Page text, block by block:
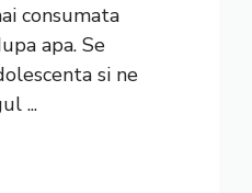
consumata
apa. Se
si ne
...